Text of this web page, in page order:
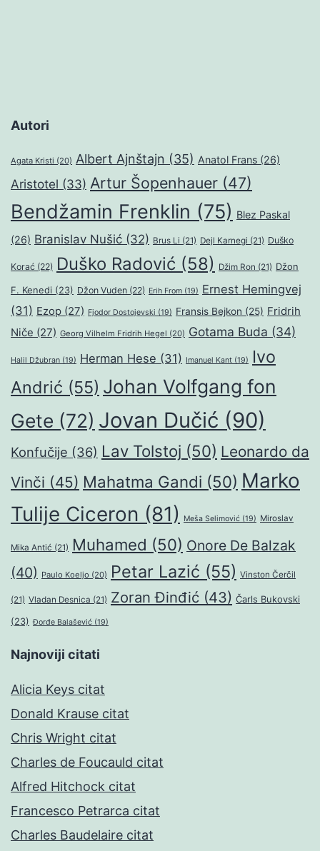
Autori
Agata Kristi (20) Albert Ajnštajn (35) Anatol Frans (26)
Aristotel (33) Artur Šopenhauer (47)
Bendžamin Frenklin (75) Blez Paskal
(26) Branislav Nušić (32) Brus Li (21) Dejl Karnegi (21) Duško
Korać (22) Duško Radović (58) Džim Ron (21) Džon
F. Kenedi (23) Džon Vuden (22) Erih From (19) Ernest Hemingvej
(31) Ezop (27) Fjodor Dostojevski (19) Fransis Bejkon (25) Fridrih
Niče (27) Georg Vilhelm Fridrih Hegel (20) Gotama Buda (34)
Halil Džubran (19) Herman Hese (31) Imanuel Kant (19)
Ivo
Andrić (55) Johan Volfgang fon
Gete (72) Jovan Dučić (90)
Konfučije (36) Lav Tolstoj (50) Leonardo da
Vinči (45) Mahatma Gandi (50) Marko
Tulije Ciceron (81) Meša Selimović (19) Miroslav
Mika Antić (21) Muhamed (50) Onore De Balzak
(40) Paulo Koeljo (20) Petar Lazić (55) Vinston Čerčil
(21) Vladan Desnica (21) Zoran Đinđić (43) Čarls Bukovski
(23) Đorđe Balašević (19)
Najnoviji citati
Alicia Keys citat
Donald Krause citat
Chris Wright citat
Charles de Foucauld citat
Alfred Hitchock citat
Francesco Petrarca citat
Charles Baudelaire citat